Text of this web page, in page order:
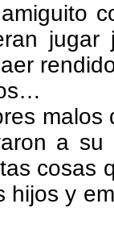
a
cosas
hijos y